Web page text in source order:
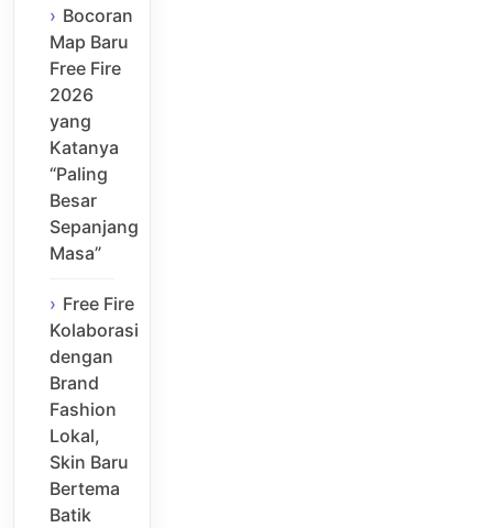
Bocoran
Map Baru
Free Fire
2026
yang
Katanya
“Paling
Besar
Sepanjang
Masa”
Free Fire
Kolaborasi
dengan
Brand
Fashion
Lokal,
Skin Baru
Bertema
Batik